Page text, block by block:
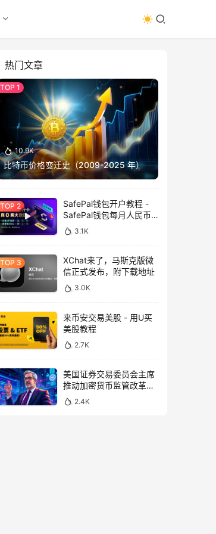
热门文章
10.9K
比特币价格变迁史（2009-2025 年）
SafePal钱包开户教程 -
SafePal钱包每月人民币
消费前666U享受汇损补
贴
3.1K
XChat来了，马斯克版微
信正式发布，附下载地址
3.0K
来币安交易美股 - 用U买
美股教程
2.7K
美国证券交易委员会主席
推动加密货币监管改革，
力求未来验证
2.4K